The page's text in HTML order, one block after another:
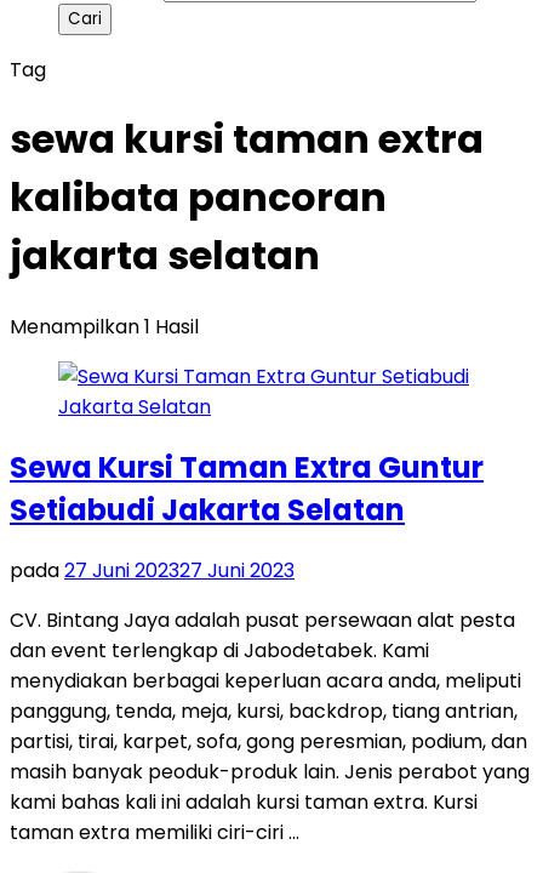
Tag
sewa kursi taman extra
kalibata pancoran
jakarta selatan
Menampilkan 1 Hasil
Sewa Kursi Taman Extra Guntur
Setiabudi Jakarta Selatan
pada27 Juni 202327 Juni 2023
CV. Bintang Jaya adalah pusat persewaan alat pesta
dan event terlengkap di Jabodetabek. Kami
menydiakan berbagai keperluan acara anda, meliputi
panggung, tenda, meja, kursi, backdrop, tiang antrian,
partisi, tirai, karpet, sofa, gong peresmian, podium, dan
masih banyak peoduk-produk lain. Jenis perabot yang
kami bahas kali ini adalah kursi taman extra. Kursi
taman extra memiliki ciri-ciri …